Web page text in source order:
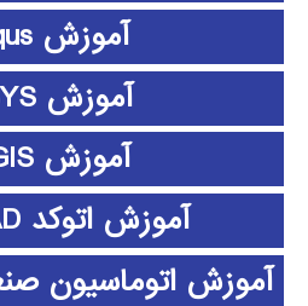
آموزش abaqus
آموزش ANSYS
آموزش ArcGIS
آموزش اتوکد AUTOCAD